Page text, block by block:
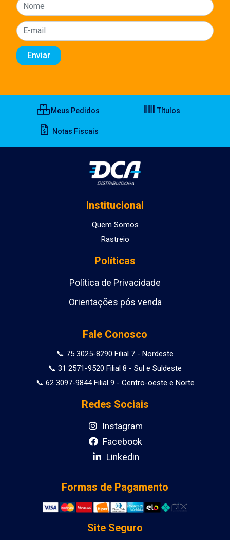
Meus Pedidos Títulos
Notas Fiscais
Institucional
Quem Somos
Rastreio
Políticas
Política de Privacidade
Orientações pós venda
Fale Conosco
📞 75 3025-8290 Filial 7 - Nordeste
📞 31 2571-9520 Filial 8 - Sul e Suldeste
📞 62 3097-9844 Filial 9 - Centro-oeste e Norte
Redes Sociais
Instagram
Facebook
Linkedin
Formas de Pagamento
Site Seguro